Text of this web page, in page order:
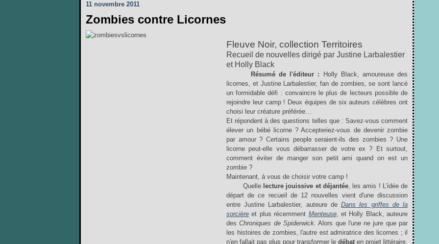
11 novembre 2011
Zombies contre Licornes
Fleuve Noir, collection Territoires
Recueil de nouvelles dirigé par Justine Larbalestier
et Holly Black
Résumé de l'éditeur : Holly Black, amoureuse des
licornes, et Justine Larbalestier, fan de zombies, se sont lancé
un formidable défi : convaincre le plus de lecteurs possible de
rejoindre leur camp ! Deux équipes de six auteurs célèbres ont
choisi leur créature préférée…
Et répondent à des questions telles que : Savez-vous comment
élever un bébé licorne ? Accepteriez-vous de devenir zombie
par amour ? Certains people seraient-ils des zombies ? Une
licorne peut-elle vous débarrasser de votre ex ? Et surtout,
comment éviter de manger son petit ami quand on est un
zombie ?
Maintenant, à vous de choisir votre camp !
Quelle lecture jouissive et déjantée, les amis ! L'idée de
départ de ce recueil de 12 nouvelles vient d'une discussion
entre Justine Larbalestier, auteure deDans les griffes de la
sorcière et plus récemment Menteuse, et Holly Black, auteure
desChroniques de Spiderwick. Alors que l'une ne jure que par
les histoires de zombies, l'autre est admiratrice des licornes ; il
n'en fallait pas plus pour transformer le débat en projet littéraire.